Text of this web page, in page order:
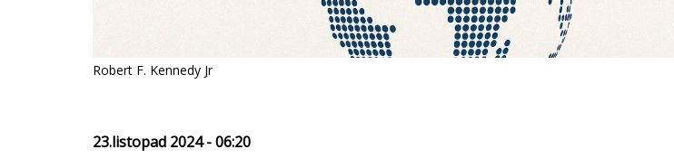
Robert F. Kennedy Jr
23.listopad 2024 - 06:20